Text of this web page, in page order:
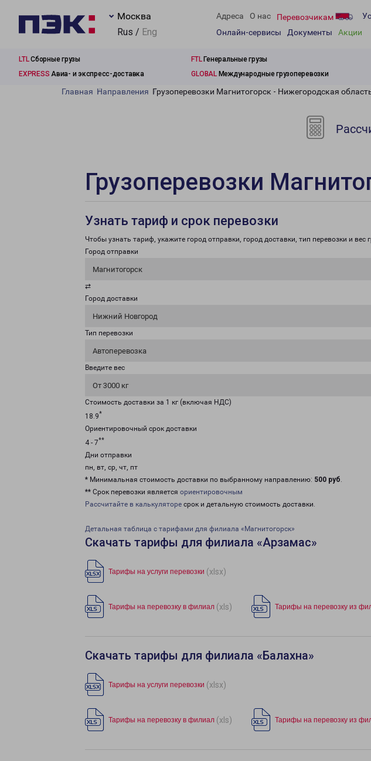
Москва
Rus / Eng
Адреса О нас Перевозчикам
Онлайн-сервисы
Документы Акции
LTLСборные грузы FTLГенеральные грузы
EXPRESS Авиа- и экспресс-доставка GLOBALМеждународные грузоперевозки
Главная Направления Грузоперевозки Магнитогорск - Нижегородская
Грузоперевозки
Узнать тариф и срок перевозки
Чтобы узнать тариф, укажите город отправки, город доставки, тип перевозки и вес
Город отправки
Магнитогорск
⇄
Город доставки
Нижний Новгород
Тип перевозки
Автоперевозка
Введите вес
От 3000 кг
Стоимость доставки за 1 кг (включая НДС)
18.9*
Ориентировочный срок доставки
4 - 7**
Дни отправки
пн, вт, ср, чт, пт
* Минимальная стоимость доставки по выбранному направлению: 500 руб.
** Срок перевозки является ориентировочным
Рассчитайте в калькуляторе срок и детальную стоимость доставки.
Детальная таблица с тарифами для филиала «Магнитогорск»
Скачать тарифы для филиала «Арзамас»
Тарифы на услуги перевозки (xlsx)
Тарифы на перевозку в филиал (xls) Тарифы на перевозку из
Скачать тарифы для филиала «Балахна»
Тарифы на услуги перевозки (xlsx)
Тарифы на перевозку в филиал (xls) Тарифы на перевозку из